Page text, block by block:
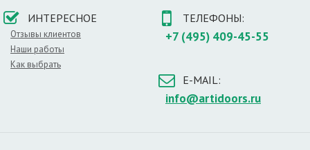
полиняет, также не страшны покрытию солнечные лучи
или бытовая химия.
Высококлассное качество межкомнатных
дверей Комфорт обусловлено такими
особенностями конструкции:
ИНТЕРЕСНОЕ
Отзывы клиентов
Наши работы
Как выбрать
ТЕЛЕФОНЫ:
+7 (495) 409-45-55
E-MAIL:
info@artidoors.ru